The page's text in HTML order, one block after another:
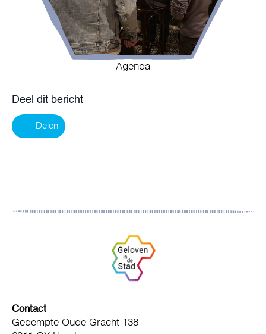
Agenda
Deel dit bericht
Delen
Contact
Gedempte Oude Gracht 138